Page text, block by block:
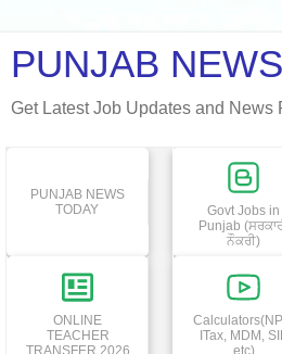
PUNJAB
Get Latest Job Updates and News
PUNJAB NEWS
TODAY
Govt Jobs in
Punjab
ਨੌਕਰੀ)
ONLINE
TEACHER
TRANSFER 2026
ITax, MDM,
etc)